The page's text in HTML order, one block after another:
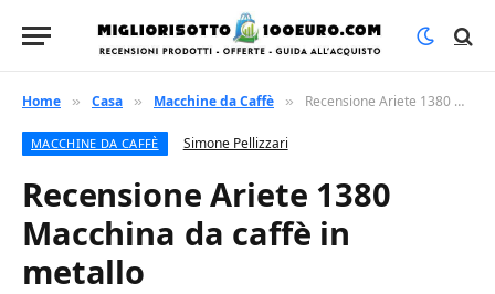
Home » Casa » Macchine da Caffè » Recensione Ariete 1380 Macchina da caffè in metallo
MACCHINE DA CAFFÈ Simone Pellizzari
Recensione Ariete 1380
Macchina da caffè in
metallo